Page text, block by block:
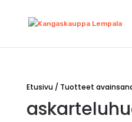
Etusivu/ Tuotteet